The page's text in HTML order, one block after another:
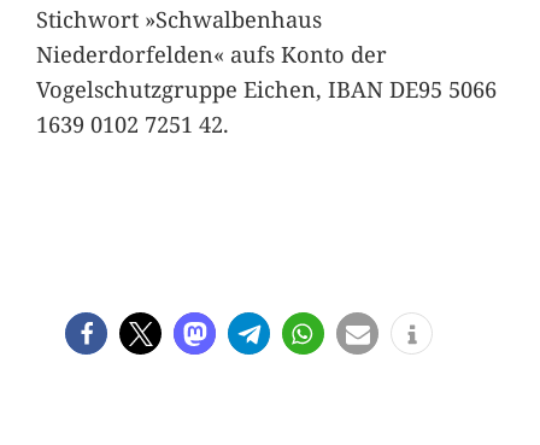
Stichwort »Schwalbenhaus
Niederdorfelden« aufs Konto der
Vogelschutzgruppe Eichen, IBAN DE95 5066
1639 0102 7251 42.